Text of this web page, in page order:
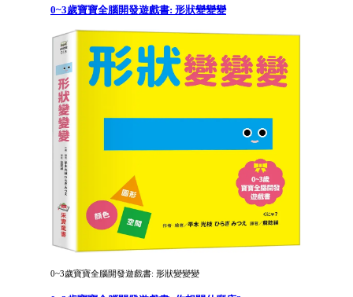
0~3歲寶寶全腦開發遊戲書: 形狀變變變
0~3歲寶寶全腦開發遊戲書: 形狀變變變